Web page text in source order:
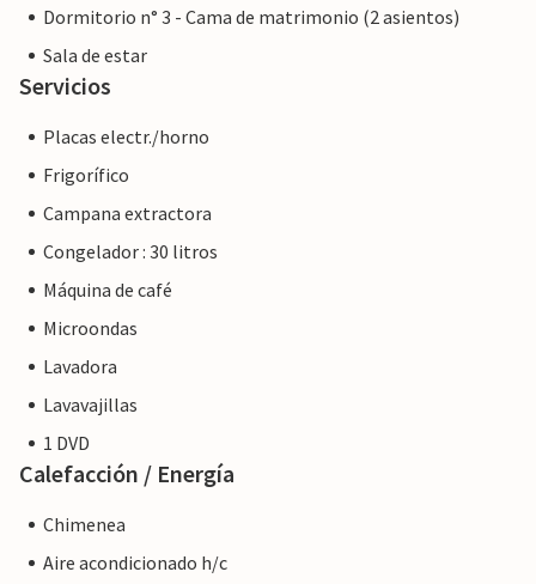
Dormitorio n° 3 - Cama de matrimonio (2 asientos)
Sala de estar
Servicios
Placas electr./horno
Frigorífico
Campana extractora
Congelador : 30 litros
Máquina de café
Microondas
Lavadora
Lavavajillas
1 DVD
Calefacción / Energía
Chimenea
Aire acondicionado h/c